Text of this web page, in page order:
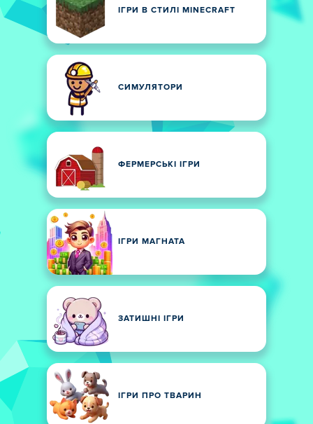
ІГРИ В СТИЛІ MINECRAFT
СИМУЛЯТОРИ
ФЕРМЕРСЬКІ ІГРИ
ІГРИ МАГНАТА
ЗАТИШНІ ІГРИ
ІГРИ ПРО ТВАРИН